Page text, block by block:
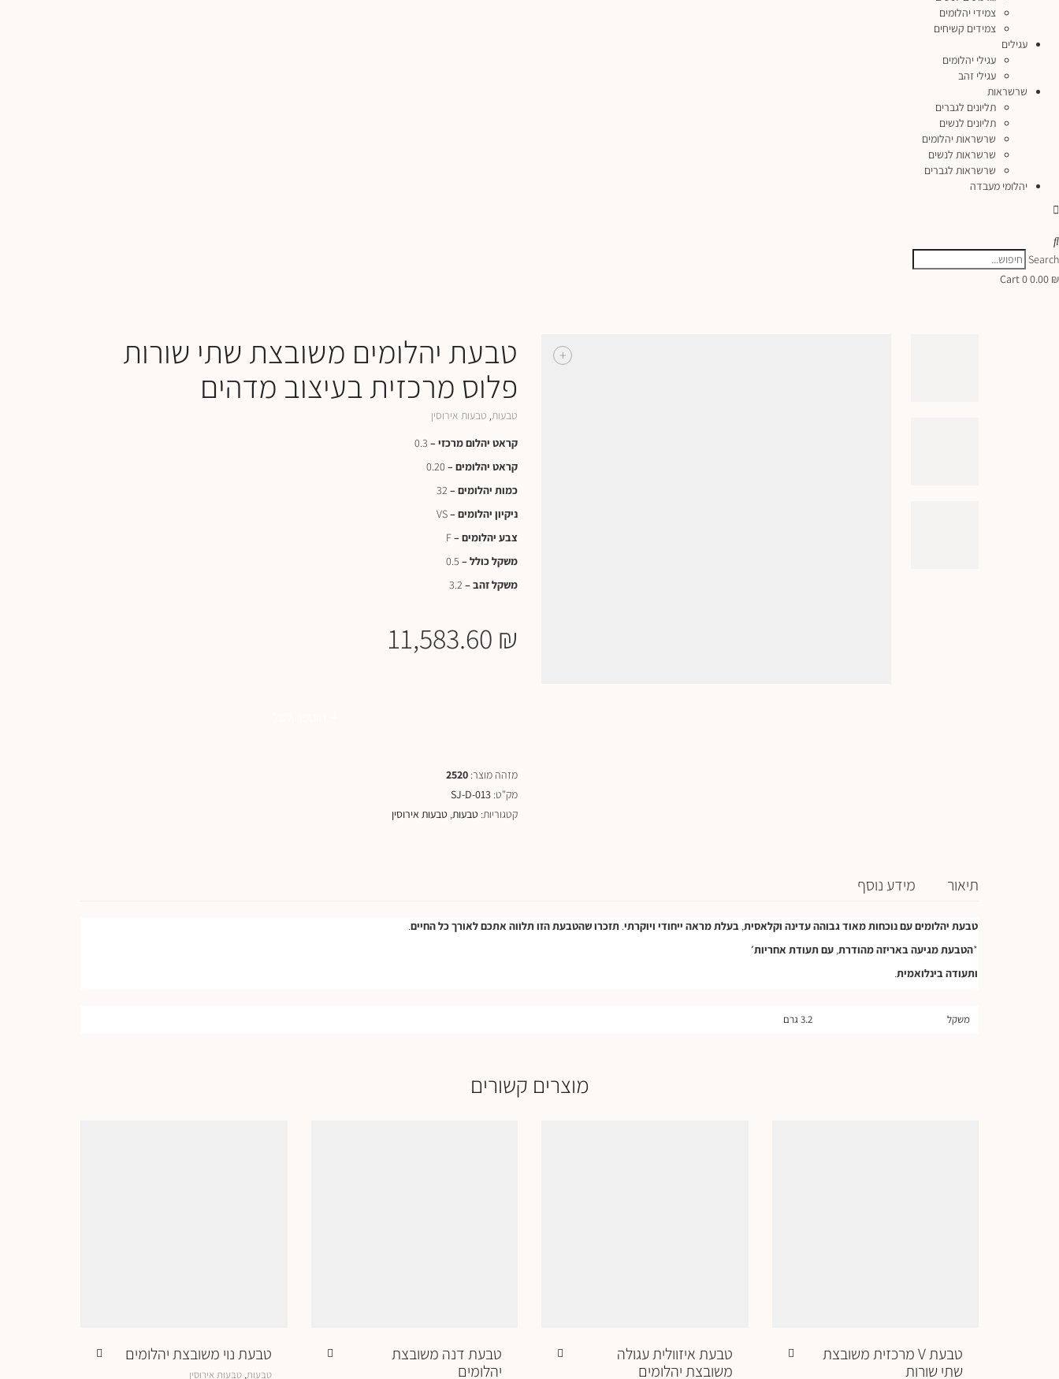
צמידי יהלומים
צמידים קשיחים
עגילים
עגילי יהלומים
עגילי זהב
שרשראות
תליונים לגברים
תליונים לנשים
שרשראות יהלומים
שרשראות לנשים
שרשראות לגברים
יהלומי מעבדה
Search
0.00 ₪
0
Cart
+
טבעת יהלומים משובצת שתי שורות
פלוס מרכזית בעיצוב מדהים
טבעות טבעות אירוסין
קראט יהלום מרכזי –
קראט יהלומים – 0.20
כמות יהלומים – 32
ניקיון יהלומים –VS
צבע יהלומים –F
משקל כולל – 0.5
משקל זהב – 3.2
11,583.60 ₪
מזהה מוצר: 2520
מק"ט: SJ-D-013
קטגוריות: טבעות, טבעות אירוסין
תיאור מידע נוסף
טבעת יהלומיםעםנוכחותמאודגבוההעדינה וקלאסית, בעלתמראה ייחודי ויוקרתי. תזכרושהטבעתהזותלווה אתכםלאורךכלהחיים.
*הטבעתמגיעהבאריזהמהודרת, עםתעודת אחריות׳
ותעודהבינלואמית.
משקל 3.2 גרם
מוצרים קשורים
טבעת V מרכזית משובצת
שתי שורות
טבעת איזוולית עגולה
משובצת יהלומים
טבעת דנה משובצת
יהלומים
טבעת נוי משובצת יהלומים
טבעות ,טבעות אירוסין